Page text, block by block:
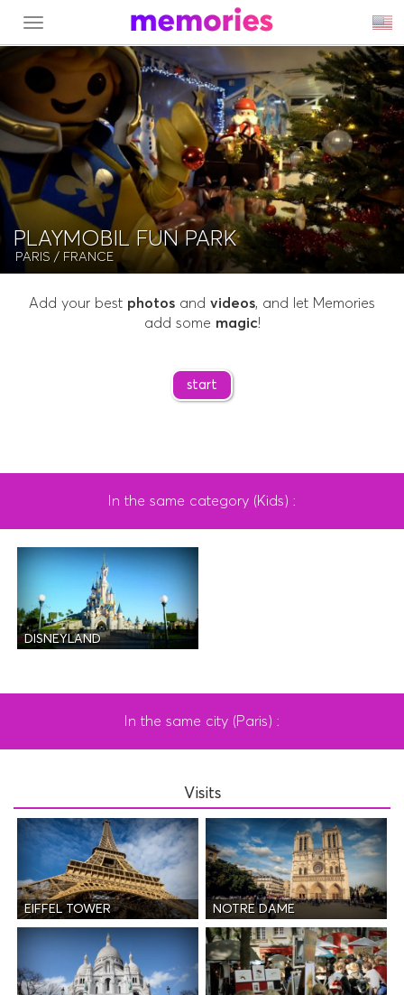
MENU
PLAYMOBIL FUN PARK
PARIS / FRANCE
Add your best photos and videos, and let Memories
add some magic!
start
In the same category (Kids) :
DISNEYLAND
In the same city (Paris) :
Visits
EIFFEL TOWER NOTRE DAME